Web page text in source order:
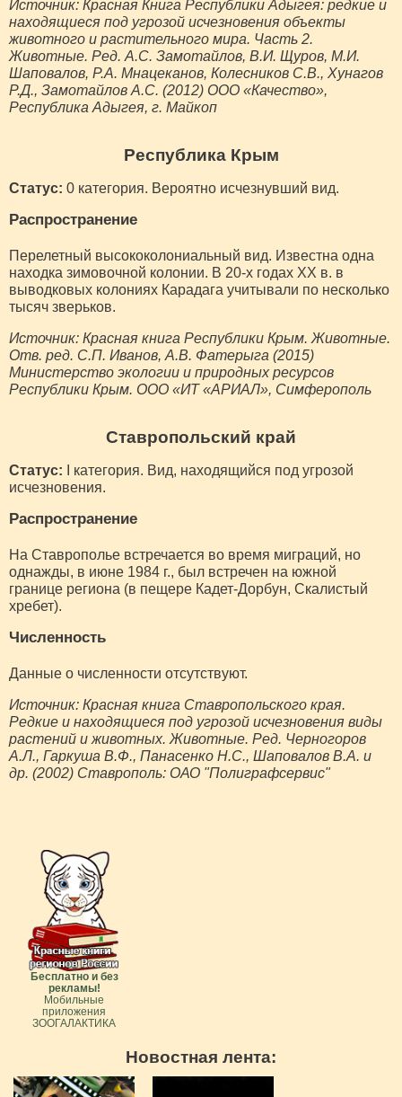
Источник: Красная Книга Республики Адыгея: редкие и
находящиеся под угрозой исчезновения объекты
животного и растительного мира. Часть 2.
Животные. Ред. А.С. Замотайлов, В.И. Щуров, М.И.
Шаповалов, Р.А. Мнацеканов, Колесников С.В., Хунагов
Р.Д., Замотайлов А.С. (2012) ООО «Качество»,
Республика Адыгея, г. Майкоп
Республика Крым
Статус: 0 категория. Вероятно исчезнувший вид.
Распространение
Перелетный высококолониальный вид. Известна одна
находка зимовочной колонии. В 20-х годах ХХ в. в
выводковых колониях Карадага учитывали по несколько
тысяч зверьков.
Источник: Красная книга Республики Крым. Животные.
Отв. ред. С.П. Иванов, А.В. Фатерыга (2015)
Министерство экологии и природных ресурсов
Республики Крым. ООО «ИТ «АРИАЛ», Симферополь
Ставропольский край
Статус: I категория. Вид, находящийся под угрозой
исчезновения.
Распространение
На Ставрополье встречается во время миграций, но
однажды, в июне 1984 г., был встречен на южной
границе региона (в пещере Кадет-Дорбун, Скалистый
хребет).
Численность
Данные о численности отсутствуют.
Источник: Красная книга Ставропольского края.
Редкие и находящиеся под угрозой исчезновения виды
растений и животных. Животные. Ред. Черногоров
А.Л., Гаркуша В.Ф., Панасенко Н.С., Шаповалов В.А. и
др. (2002) Ставрополь: ОАО "Полиграфсервис"
Бесплатно и без
рекламы!
Мобильные
приложения
ЗООГАЛАКТИКА
Новостная лента: